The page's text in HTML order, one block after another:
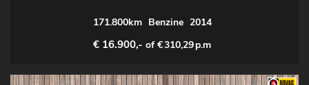
171.800km Benzine 2014
€ 16.900,- of €310,29p.m